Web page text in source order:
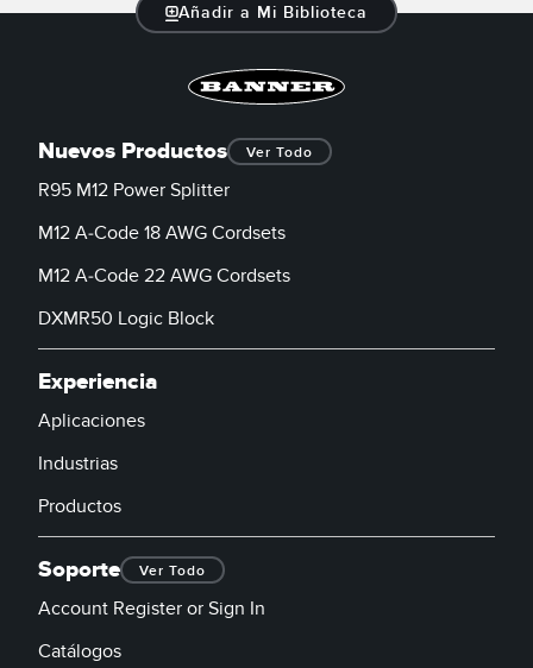
Añadir a Mi Biblioteca
Nuevos Productos Ver Todo
R95 M12 Power Splitter
M12 A-Code 18 AWG Cordsets
M12 A-Code 22 AWG Cordsets
DXMR50 Logic Block
Experiencia
Aplicaciones
Industrias
Productos
Soporte Ver Todo
Account Register or Sign In
Catálogos